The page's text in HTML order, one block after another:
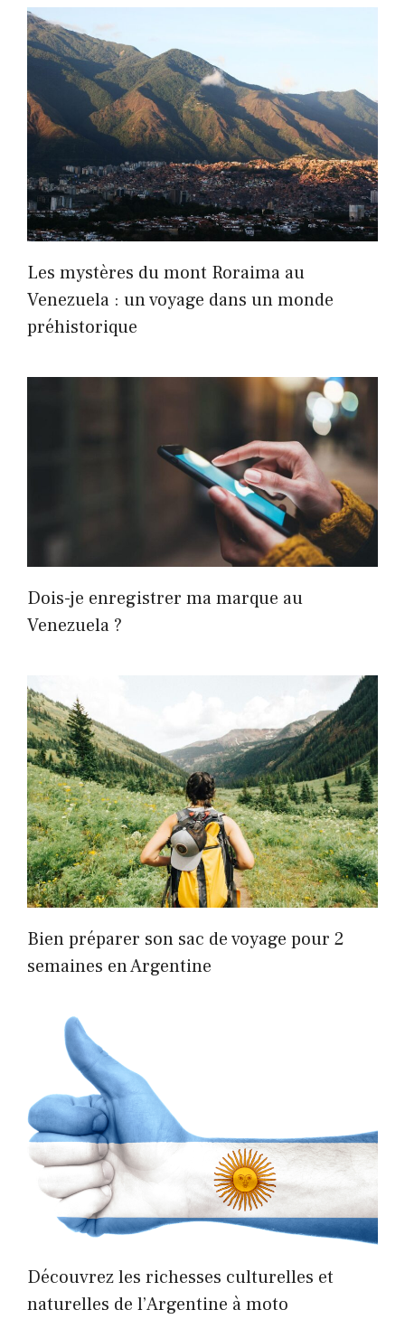
Les mystères du mont Roraima au
Venezuela : un voyage dans un monde
préhistorique
Dois-je enregistrer ma marque au
Venezuela ?
Bien préparer son sac de voyage pour 2
semaines en Argentine
Découvrez les richesses culturelles et
naturelles de l’Argentine à moto